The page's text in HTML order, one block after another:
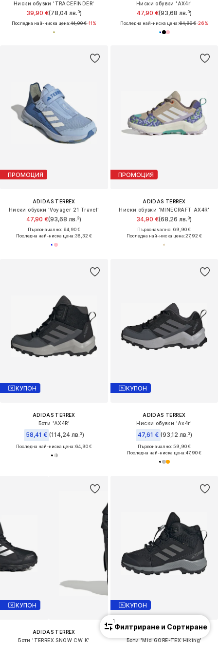
Ниски обувки 'TRACEFINDER'
39,90 €(78,04 лв.³)
Последна най-ниска цена:44,90 €-11%
Ниски обувки 'AX4r'
47,90 €(93,68 лв.³)
Последна най-ниска цена:64,90 €-26%
ПРОМОЦИЯ
ADIDAS TERREX
Ниски обувки 'Voyager 21 Travel'
47,90 €(93,68 лв.³)
Първоначално: 64,90 €
Последна най-ниска цена:38,32 €
ПРОМОЦИЯ
ADIDAS TERREX
Ниски обувки 'MINECRAFT AX4R'
34,90 €(68,26 лв.³)
Първоначално: 69,90 €
Последна най-ниска цена:27,92 €
КУПОН
ADIDAS TERREX
Боти 'AX4R'
58,41 € (114,24 лв.³)
Последна най-ниска цена:64,90 €
КУПОН
ADIDAS TERREX
Ниски обувки 'Ax4r'
47,61 € (93,12 лв.³)
Първоначално: 59,90 €
Последна най-ниска цена:47,90 €
КУПОН
ADIDAS TERREX
Боти 'TERREX SNOW CW K'
КУПОН
ADIDAS TERREX
Боти 'Mid GORE-TEX Hiking'
1
Филтриране и Сортиране